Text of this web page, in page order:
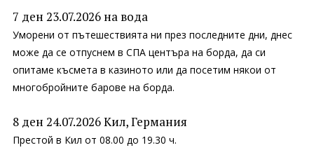
7 ден 23.07.2026 на вода
Уморени от пътешествията ни през последните дни, днес
може да се отпуснем в СПА центъра на борда, да си
опитаме късмета в казиното или да посетим някои от
многобройните барове на борда.
8 ден 24.07.2026 Кил, Германия
Престой в Кил от 08.00 до 19.30 ч.